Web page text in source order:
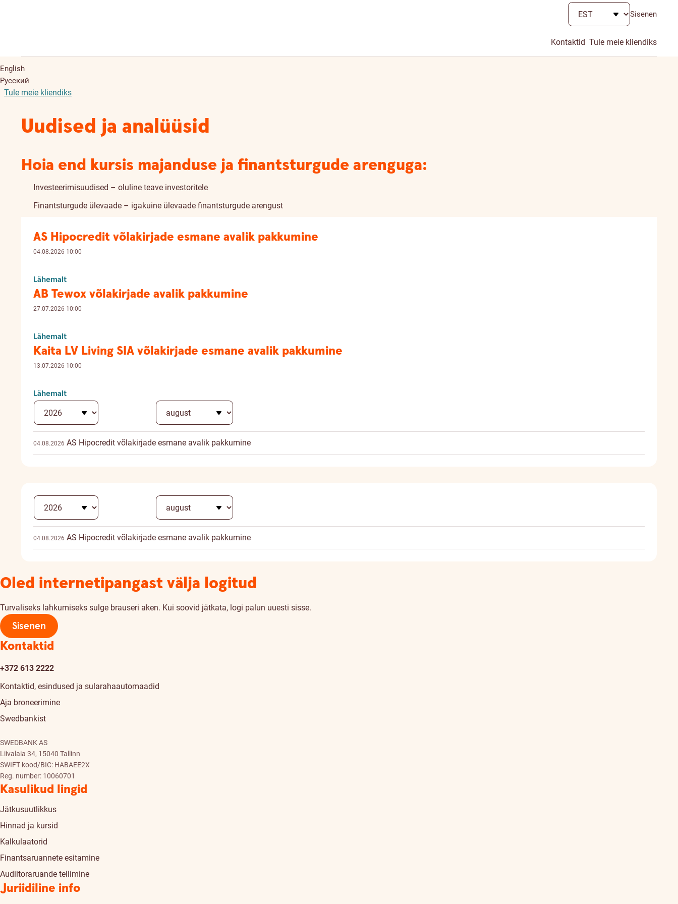
Sisenen
Kontaktid Tule meie kliendiks
English
Русский
Tule meie kliendiks
Uudised ja analüüsid
Hoia end kursis majanduse ja finantsturgude arenguga:
Investeerimisuudised – oluline teave investoritele
Finantsturgude ülevaade – igakuine ülevaade finantsturgude arengust
AS Hipocredit võlakirjade esmane avalik pakkumine
04.08.2026 10:00
Lähemalt
AB Tewox võlakirjade avalik pakkumine
27.07.2026 10:00
Lähemalt
Kaita LV Living SIA võlakirjade esmane avalik pakkumine
13.07.2026 10:00
Lähemalt
04.08.2026 AS Hipocredit võlakirjade esmane avalik pakkumine
04.08.2026 AS Hipocredit võlakirjade esmane avalik pakkumine
Oled internetipangast välja logitud
Turvaliseks lahkumiseks sulge brauseri aken. Kui soovid jätkata, logi palun uuesti sisse.
Sisenen
Kontaktid
+372 613 2222
Kontaktid, esindused ja sularahaautomaadid
Aja broneerimine
Swedbankist
SWEDBANK AS
Liivalaia 34, 15040 Tallinn
SWIFT kood/BIC: HABAEE2X
Reg. number: 10060701
Kasulikud lingid
Jätkusuutlikkus
Hinnad ja kursid
Kalkulaatorid
Finantsaruannete esitamine
Audiitoraruande tellimine
Juriidiline info